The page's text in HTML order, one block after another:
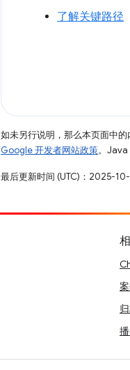
了解关键路径
如未另行说明，那么本页面中
Google 开发者网站政策。Java
最后更新时间 (UTC)：2025-10-